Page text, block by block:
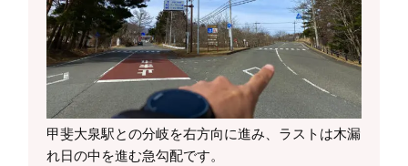
甲斐大泉駅との分岐を右方向に進み、ラストは木漏
れ日の中を進む急勾配です。